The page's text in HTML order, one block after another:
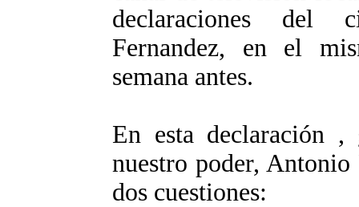
declaraciones del
Fernandez, en el
semana antes.
En esta declaración
nuestro poder, Antonio
dos cuestiones: